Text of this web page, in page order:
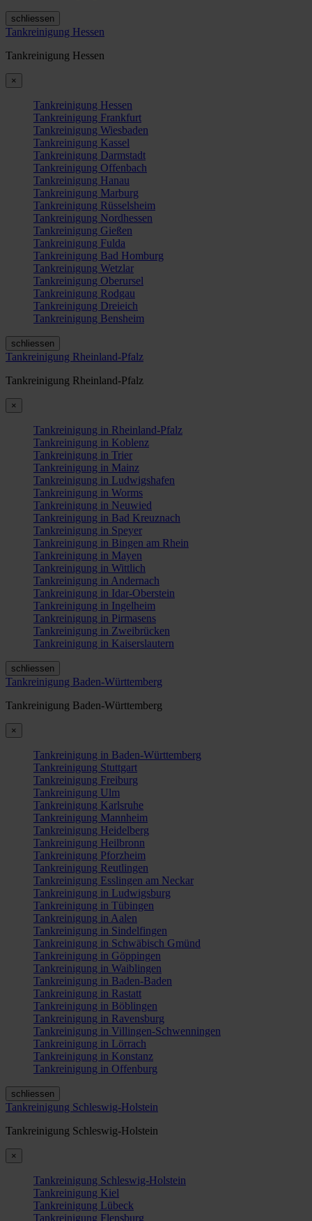
schliessen
Tankreinigung Hessen
Tankreinigung Hessen
×
Tankreinigung Hessen
Tankreinigung Frankfurt
Tankreinigung Wiesbaden
Tankreinigung Kassel
Tankreinigung Darmstadt
Tankreinigung Offenbach
Tankreinigung Hanau
Tankreinigung Marburg
Tankreinigung Rüsselsheim
Tankreinigung Nordhessen
Tankreinigung Gießen
Tankreinigung Fulda
Tankreinigung Bad Homburg
Tankreinigung Wetzlar
Tankreinigung Oberursel
Tankreinigung Rodgau
Tankreinigung Dreieich
Tankreinigung Bensheim
schliessen
Tankreinigung Rheinland-Pfalz
Tankreinigung Rheinland-Pfalz
×
Tankreinigung in Rheinland-Pfalz
Tankreinigung in Koblenz
Tankreinigung in Trier
Tankreinigung in Mainz
Tankreinigung in Ludwigshafen
Tankreinigung in Worms
Tankreinigung in Neuwied
Tankreinigung in Bad Kreuznach
Tankreinigung in Speyer
Tankreinigung in Bingen am Rhein
Tankreinigung in Mayen
Tankreinigung in Wittlich
Tankreinigung in Andernach
Tankreinigung in Idar-Oberstein
Tankreinigung in Ingelheim
Tankreinigung in Pirmasens
Tankreinigung in Zweibrücken
Tankreinigung in Kaiserslautern
schliessen
Tankreinigung Baden-Württemberg
Tankreinigung Baden-Württemberg
×
Tankreinigung in Baden-Württemberg
Tankreinigung Stuttgart
Tankreinigung Freiburg
Tankreinigung Ulm
Tankreinigung Karlsruhe
Tankreinigung Mannheim
Tankreinigung Heidelberg
Tankreinigung Heilbronn
Tankreinigung Pforzheim
Tankreinigung Reutlingen
Tankreinigung Esslingen am Neckar
Tankreinigung in Ludwigsburg
Tankreinigung in Tübingen
Tankreinigung in Aalen
Tankreinigung in Sindelfingen
Tankreinigung in Schwäbisch Gmünd
Tankreinigung in Göppingen
Tankreinigung in Waiblingen
Tankreinigung in Baden-Baden
Tankreinigung in Rastatt
Tankreinigung in Böblingen
Tankreinigung in Ravensburg
Tankreinigung in Villingen-Schwenningen
Tankreinigung in Lörrach
Tankreinigung in Konstanz
Tankreinigung in Offenburg
schliessen
Tankreinigung Schleswig-Holstein
Tankreinigung Schleswig-Holstein
×
Tankreinigung Schleswig-Holstein
Tankreinigung Kiel
Tankreinigung Lübeck
Tankreinigung Flensburg